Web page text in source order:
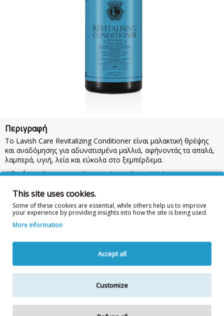
Περιγραφή
Το Lavish Care Revitalizing Conditioner είναι μαλακτική θρέψης
και αναδόμησης για αδυνατισμένα μαλλιά, αφήνοντάς τα απαλά,
λαμπερά, υγιή, λεία και εύκολα στο ξεμπέρδεμα.
Οδηγίες Χρήσης:Εφαρμόστε σε βρεγμένα μαλλιά και
περίπτωση επαφής με τα μάτια, ξεπλύνετε αμέσως.
Συστατικά:AQUA, CETEARYL ALCOHOL, CETRIMONIUM
CHLORIDE, VITIS VINIFERA (GRAPE) SEED OIL, ALOE
BARBADENSIS LEAF JUICE, TOCOPHERYL ACETATE,
CHLORIDE, PHENOXYETHANOL, PARFUM, POLYQUATERNIUM-
7, SODIUM HYDROXIDE, TRIDECETH-12, ISOPROPYL ALCOHOL,
CITRIC ACID, GLYCERYL STEARATE, PEG–100 STEARATE,
BENZYL ALCOHOL, LINALOOL, LIMONENE, CI 42090 / Blue 1.
Η λίστα συστατικών δύναται να τροποποιηθεί κατά την κρίση
This site uses cookies.
Some of these cookies are essential, while others help us to improve
your experience by providing insights into how the site is being used.
More information
Accept all
Customize